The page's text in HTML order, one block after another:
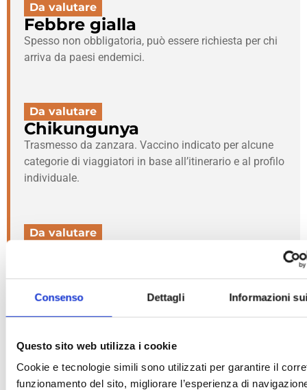
Consenso Dettagli Informazioni
Questo sito web utilizza i cookie
Cookie e tecnologie simili sono utilizzati per garantire il
funzionamento del sito, migliorare l’esperienza di
Da valutare
Febbre gialla
Spesso non obbligatoria, può essere richiesta per chi
arriva da paesi endemici.
Da valutare
Chikungunya
Trasmesso da zanzara. Vaccino indicato per alcune
categorie di viaggiatori in base all’itinerario e al profilo
individuale.
Da valutare
categorie di viaggiatori in base all’itinerario e al profilo
individuale.
Da valutare
Rabbia
Indicata per soggiorni lunghi, trekking, safari, contatto